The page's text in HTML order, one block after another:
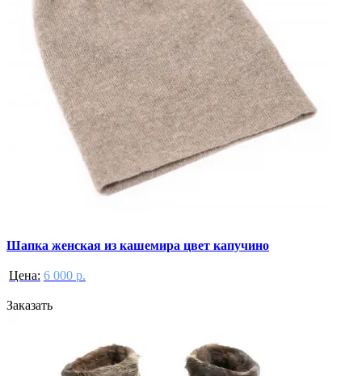
Шапка женская из кашемира цвет капучино
Цена: 6 000 р.
Заказать